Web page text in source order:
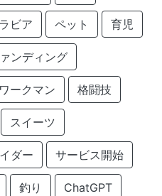
ビア ペット 育児
ンディング
ワークマン 格闘技
スイーツ
ダー サービス開始
釣り ChatGPT